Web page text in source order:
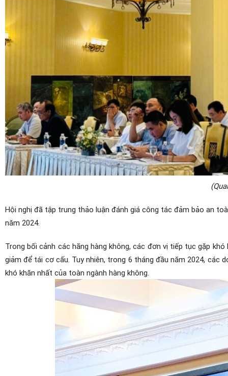
Hội nghị đã tập trung thảo luận đánh giá công tác đảm bảo an
năm 2024.
Trong bối cảnh các hãng hàng không, các đơn vị tiếp tục gặp
giảm để tái cơ cấu. Tuy nhiên, trong 6 tháng đầu năm 2024, các
khó khăn nhất của toàn ngành hàng không.